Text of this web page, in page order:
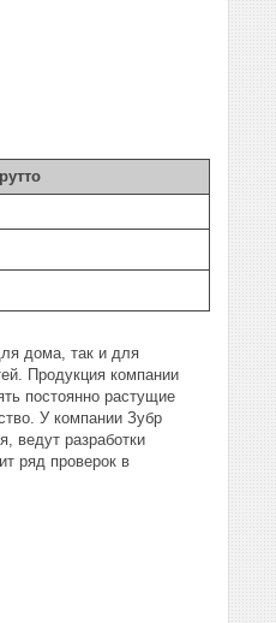
дома, так и для
Продукция компании
постоянно растущие
У компании Зубр
ведут разработки
ряд проверок в